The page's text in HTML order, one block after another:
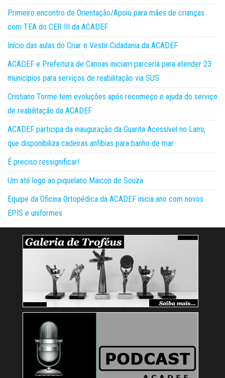
Primeiro encontro de Orientação/Apoio para mães de crianças
com TEA do CER III da ACADEF
Início das aulas do Criar e Vestir Cidadania da ACADEF
ACADEF e Prefeitura de Canoas iniciam parceria para atender 23
municípios para serviços de reabilitação via SUS
Cristiano Torme tem evoluções após recomeço e ajuda do serviço
de reabilitação da ACADEF
ACADEF participa da inauguração da Guarita Acessível no Lami,
que disponibiliza cadeiras anfíbias para banho de mar
É preciso ressignificar!
Um até logo ao piquelano Maicon de Souza
Equipe da Oficina Ortopédica da ACADEF inicia ano com novos
EPIS e uniformes